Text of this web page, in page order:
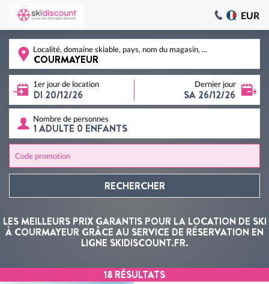
EUR
Localité, domaine skiable, pays, nom du magasin, ...
1er jour de location Dernier jour
Nombre de personnes
Code promotion
RECHERCHER
LES MEILLEURS PRIX GARANTIS POUR LA LOCATION DE SKI
À COURMAYEUR GRÂCE AU SERVICE DE RÉSERVATION EN
LIGNE SKIDISCOUNT.FR.
18 RÉSULTATS